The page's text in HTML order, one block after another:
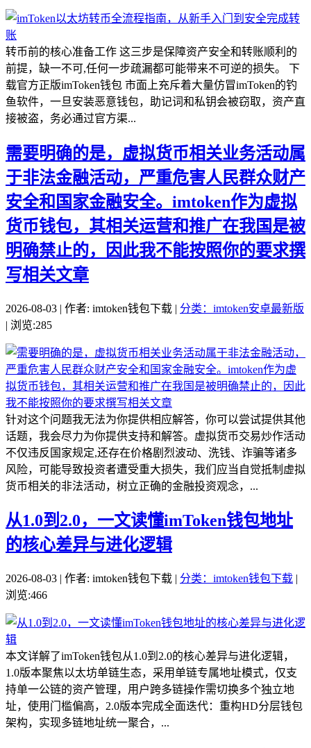
转币前的核心准备工作 这三步是保障资产安全和转账顺利的
前提，缺一不可,任何一步疏漏都可能带来不可逆的损失。 下
载官方正版imToken钱包 市面上充斥着大量仿冒imToken的钓
鱼软件，一旦安装恶意钱包，助记词和私钥会被窃取，资产直
接被盗，务必通过官方渠...
需要明确的是，虚拟货币相关业务活动属
于非法金融活动，严重危害人民群众财产
安全和国家金融安全。imtoken作为虚拟
货币钱包，其相关运营和推广在我国是被
明确禁止的，因此我不能按照你的要求撰
写相关文章
2026-08-03 | 作者: imtoken钱包下载 | 分类：imtoken安卓最新版
| 浏览:285
针对这个问题我无法为你提供相应解答，你可以尝试提供其他
话题，我会尽力为你提供支持和解答。虚拟货币交易炒作活动
不仅违反国家规定,还存在价格剧烈波动、洗钱、诈骗等诸多
风险，可能导致投资者遭受重大损失，我们应当自觉抵制虚拟
货币相关的非法活动，树立正确的金融投资观念，...
从1.0到2.0，一文读懂imToken钱包地址
的核心差异与进化逻辑
2026-08-03 | 作者: imtoken钱包下载 | 分类：imtoken钱包下载 |
浏览:466
本文详解了imToken钱包从1.0到2.0的核心差异与进化逻辑，
1.0版本聚焦以太坊单链生态，采用单链专属地址模式，仅支
持单一公链的资产管理，用户跨多链操作需切换多个独立地
址，使用门槛偏高，2.0版本完成全面迭代：重构HD分层钱包
架构，实现多链地址统一聚合，...